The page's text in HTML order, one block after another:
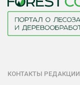
КОНТАКТЫ РЕДАКЦИИ